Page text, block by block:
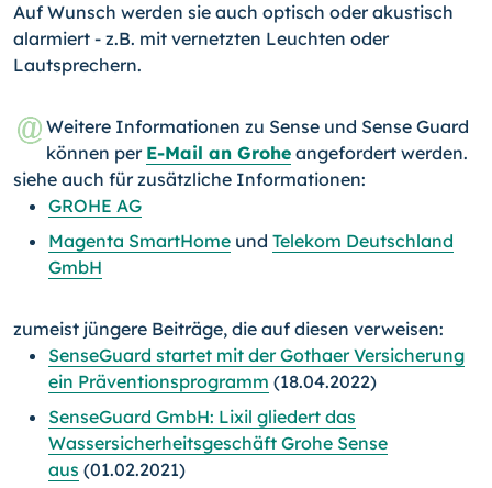
Auf Wunsch werden sie auch optisch oder akustisch
alarmiert - z.B. mit vernetzten Leuchten oder
Lautsprechern.
Weitere Informationen zu Sense und Sense Guard
können per E-Mail an Grohe angefordert werden.
siehe auch für zusätzliche Informationen:
GROHE AG
Magenta SmartHome und Telekom Deutschland
GmbH
zumeist jüngere Beiträge, die auf diesen verweisen:
SenseGuard startet mit der Gothaer Versicherung
ein Präventionsprogramm (18.04.2022)
SenseGuard GmbH: Lixil gliedert das
Wassersicherheitsgeschäft Grohe Sense
aus (01.02.2021)